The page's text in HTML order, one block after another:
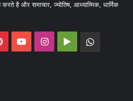
करते है और समाचार, ज्योतिष, आध्यात्मिक, धार्मिक
PinterestYouTubeInstagram
Google